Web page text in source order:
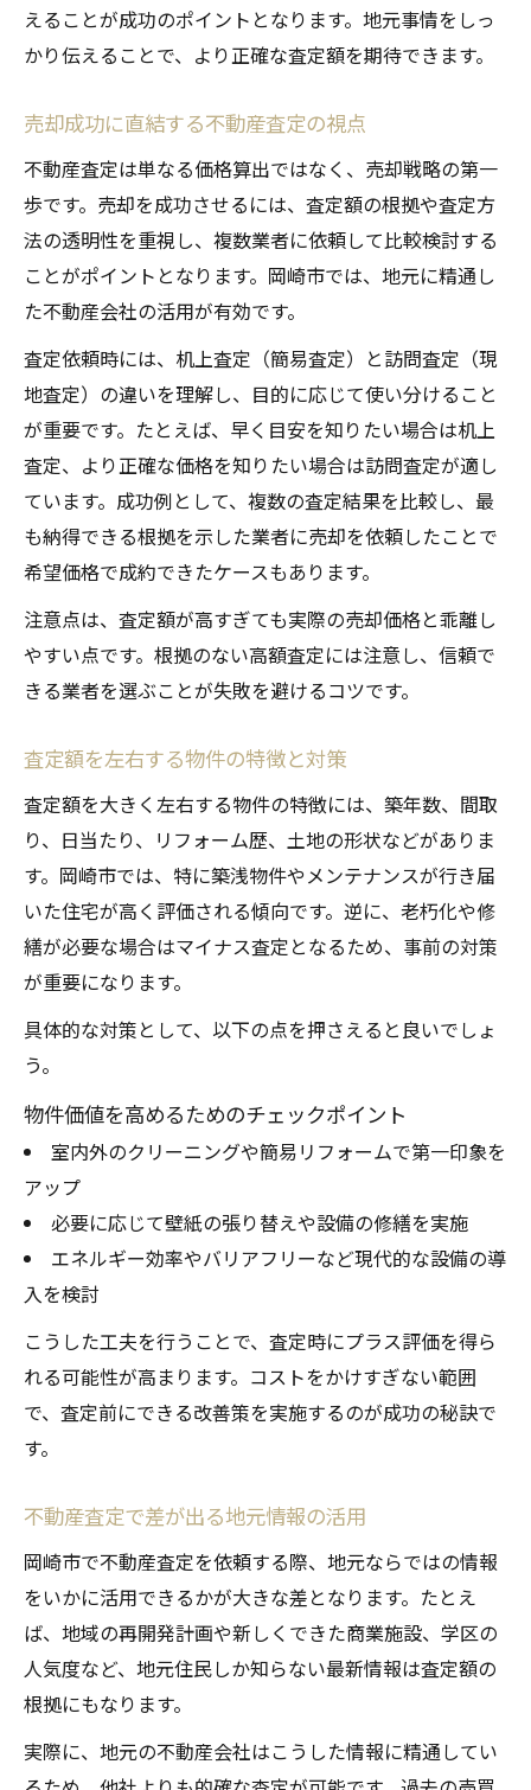
えることが成功のポイントとなります。地元事情をしっ
かり伝えることで、より正確な査定額を期待できます。
売却成功に直結する不動産査定の視点
不動産査定は単なる価格算出ではなく、売却戦略の第一
歩です。売却を成功させるには、査定額の根拠や査定方
法の透明性を重視し、複数業者に依頼して比較検討する
ことがポイントとなります。岡崎市では、地元に精通し
た不動産会社の活用が有効です。
査定依頼時には、机上査定（簡易査定）と訪問査定（現
地査定）の違いを理解し、目的に応じて使い分けること
が重要です。たとえば、早く目安を知りたい場合は机上
査定、より正確な価格を知りたい場合は訪問査定が適し
ています。成功例として、複数の査定結果を比較し、最
も納得できる根拠を示した業者に売却を依頼したことで
希望価格で成約できたケースもあります。
注意点は、査定額が高すぎても実際の売却価格と乖離し
やすい点です。根拠のない高額査定には注意し、信頼で
きる業者を選ぶことが失敗を避けるコツです。
査定額を左右する物件の特徴と対策
査定額を大きく左右する物件の特徴には、築年数、間取
り、日当たり、リフォーム歴、土地の形状などがありま
す。岡崎市では、特に築浅物件やメンテナンスが行き届
いた住宅が高く評価される傾向です。逆に、老朽化や修
繕が必要な場合はマイナス査定となるため、事前の対策
が重要になります。
具体的な対策として、以下の点を押さえると良いでしょ
う。
物件価値を高めるためのチェックポイント
室内外のクリーニングや簡易リフォームで第一印象を
アップ
必要に応じて壁紙の張り替えや設備の修繕を実施
エネルギー効率やバリアフリーなど現代的な設備の導
入を検討
こうした工夫を行うことで、査定時にプラス評価を得ら
れる可能性が高まります。コストをかけすぎない範囲
で、査定前にできる改善策を実施するのが成功の秘訣で
す。
不動産査定で差が出る地元情報の活用
岡崎市で不動産査定を依頼する際、地元ならではの情報
をいかに活用できるかが大きな差となります。たとえ
ば、地域の再開発計画や新しくできた商業施設、学区の
人気度など、地元住民しか知らない最新情報は査定額の
根拠にもなります。
実際に、地元の不動産会社はこうした情報に精通してい